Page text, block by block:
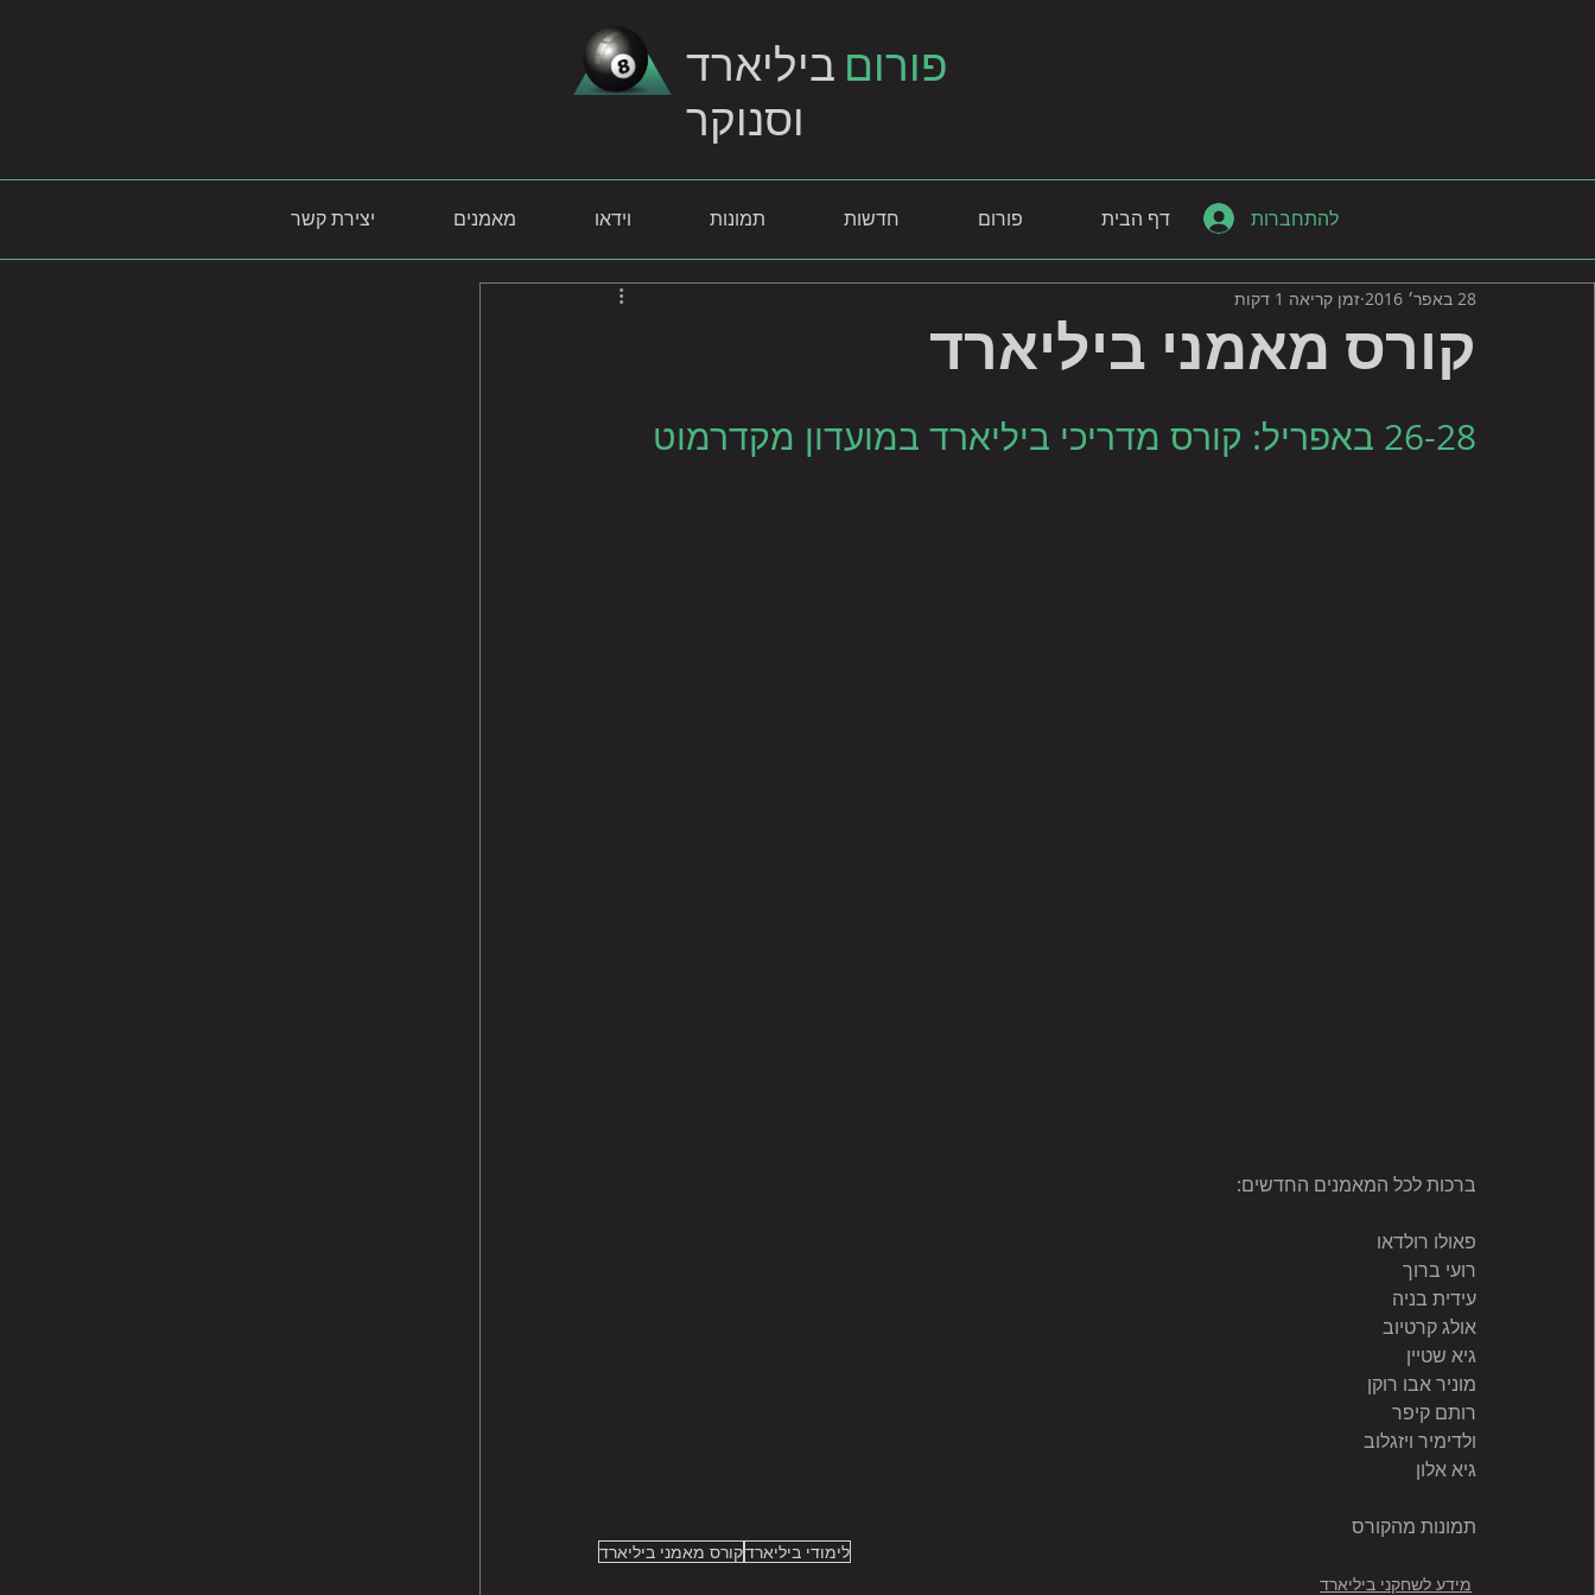
פורום ביליארד
וסנוקר
דף הבית פורום חדשות תמונות וידאו מאמנים יצירת קשר להתחברות
קורס מאמני ביליארד
28 באפר׳ 2016 זמן קריאה 1 דקות
26-28 באפריל: קורס מדריכי ביליארד במועדון מקדרמוט
ברכות לכל המאמנים החדשים:
פאולו רולדאו
רועי ברוך
עידית בניה
אולג קרטיוב
גיא שטיין
מוניר אבו רוקן
רותם קיפר
ולדימיר ויזגלוב
גיא אלון
תמונות מהקורס
לימודי ביליארדקורס מאמני ביליארד
מידע לשחקני ביליארד